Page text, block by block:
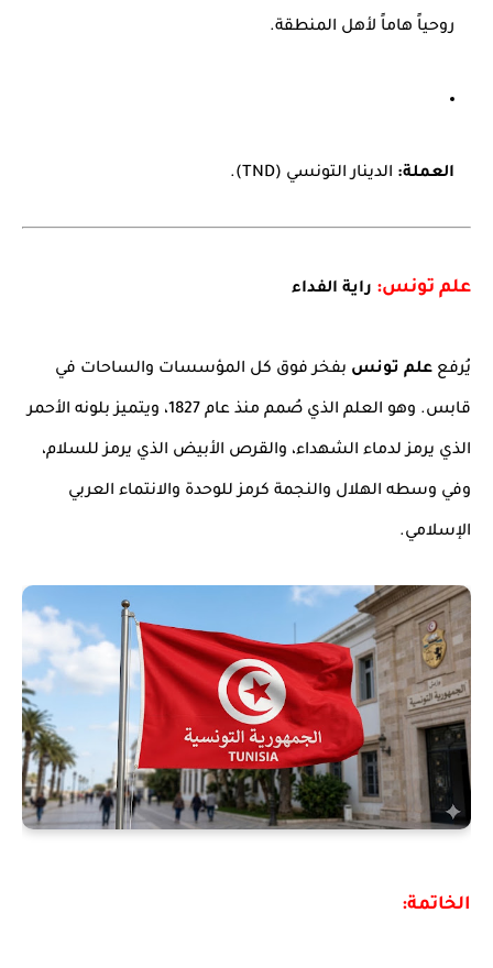
روحياً هاماً لأهل المنطقة.
العملة: الدينار التونسي (TND).
علم تونس: راية الفداء
يُرفع علم تونس بفخر فوق كل المؤسسات والساحات في
قابس. وهو العلم الذي صُمم منذ عام 1827، ويتميز بلونه الأحمر
الذي يرمز لدماء الشهداء، والقرص الأبيض الذي يرمز للسلام،
وفي وسطه الهلال والنجمة كرمز للوحدة والانتماء العربي
الإسلامي.
الخاتمة: